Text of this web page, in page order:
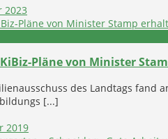
2023
Pläne von Minister
des Landtags fand
[...]
2019